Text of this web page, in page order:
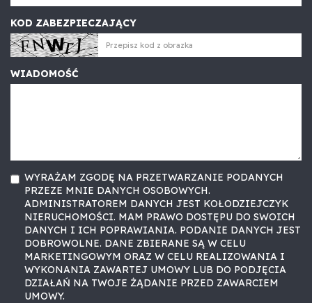
KOD ZABEZPIECZAJĄCY
WIADOMOŚĆ
WYRAŻAM ZGODĘ NA PRZETWARZANIE PODANYCH
PRZEZE MNIE DANYCH OSOBOWYCH.
ADMINISTRATOREM DANYCH JEST KOŁODZIEJCZYK
NIERUCHOMOŚCI. MAM PRAWO DOSTĘPU DO SWOICH
DANYCH I ICH POPRAWIANIA. PODANIE DANYCH JEST
DOBROWOLNE. DANE ZBIERANE SĄ W CELU
MARKETINGOWYM ORAZ W CELU REALIZOWANIA I
WYKONANIA ZAWARTEJ UMOWY LUB DO PODJĘCIA
DZIAŁAŃ NA TWOJE ŻĄDANIE PRZED ZAWARCIEM
UMOWY.